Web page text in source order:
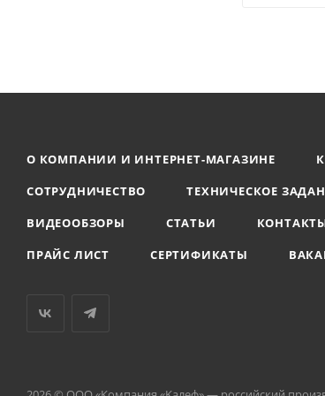
О КОМПАНИИ И ИНТЕРНЕТ-МАГАЗИНЕ
СОТРУДНИЧЕСТВО
ТЕХНИЧЕСКОЕ
ВИДЕООБЗОРЫ
СТАТЬИ
ПРАЙС ЛИСТ
СЕРТИФИКАТЫ